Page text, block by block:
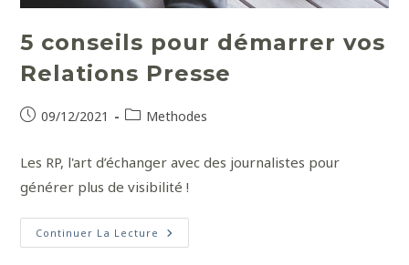
5 conseils pour démarrer vos
Relations Presse
09/12/2021 Methodes
Les RP, l'art d’échanger avec des journalistes pour
générer plus de visibilité !
Continuer La Lecture